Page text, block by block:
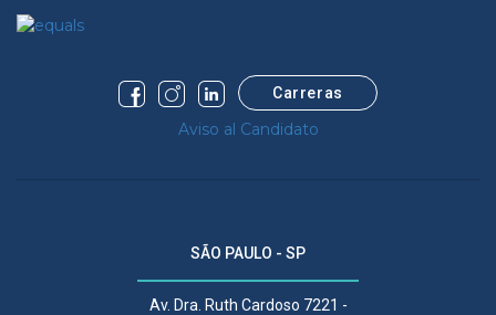
Carreras
Aviso al Candidato
SÃO PAULO - SP
Av. Dra. Ruth Cardoso 7221 -